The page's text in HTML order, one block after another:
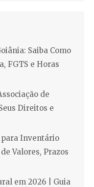
Saiba Como
FGTS e Horas
de
Direitos e
para Inventário
Valores, Prazos
em 2026 | Guia